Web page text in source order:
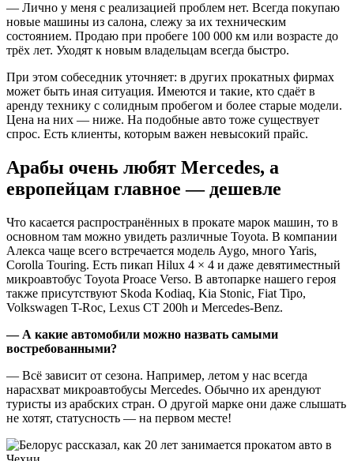
— Лично у меня с реализацией проблем нет. Всегда покупаю
новые машины из салона, слежу за их техническим
состоянием. Продаю при пробеге 100 000 км или возрасте до
трёх лет. Уходят к новым владельцам всегда быстро.
При этом собеседник уточняет: в других прокатных фирмах
может быть иная ситуация. Имеются и такие, кто сдаёт в
аренду технику с солидным пробегом и более старые модели.
Цена на них — ниже. На подобные авто тоже существует
спрос. Есть клиенты, которым важен невысокий прайс.
Арабы очень любят Mercedes, а
европейцам главное— дешевле
Что касается распространённых в прокате марок машин, то в
основном там можно увидеть различные Toyota. В компании
Алекса чаще всего встречается модель Aygo, много Yaris,
Corolla Touring. Есть пикап Hilux 4 × 4 и даже девятиместный
микроавтобус Toyota Proace Verso. В автопарке нашего героя
также присутствуют Skoda Kodiaq, Kia Stonic, Fiat Tipo,
Volkswagen T-Roc, Lexus CT 200h и Mercedes-Benz.
— А какие автомобили можно назвать самыми
востребованными?
— Всё зависит от сезона. Например, летом у нас всегда
нарасхват микроавтобусы Mercedes. Обычно их арендуют
туристы из арабских стран. О другой марке они даже слышать
не хотят, статусность — на первом месте!